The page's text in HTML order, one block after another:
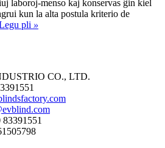
laboroj-menso kaj konservas ĝin kiel
kun la alta postula kriterio de
pli »
CO., LTD.